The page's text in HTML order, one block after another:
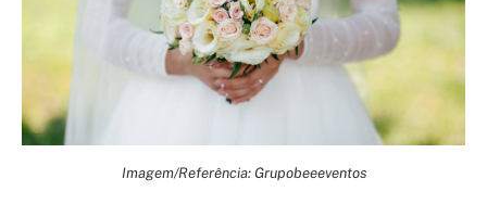
Imagem/Referência: Grupobeeeventos